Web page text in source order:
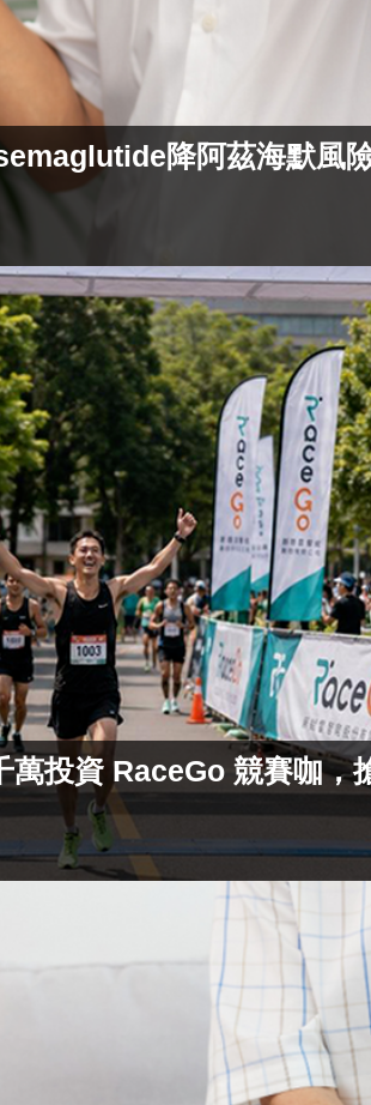
降阿茲海默風
投資 RaceGo 競賽咖，